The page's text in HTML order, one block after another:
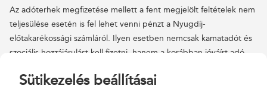
Az adóterhek megfizetése mellett a fent megjelölt feltételek nem
teljesülése esetén is fel lehet venni pénzt a Nyugdíj-
előtakarékossági számláról. Ilyen esetben nemcsak kamatadót és
szociális hozzájárulást kell fizetni, hanem a korábban jóváírt adó-
számolva.
Sütikezelés beállításai